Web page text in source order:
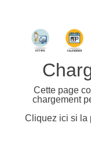
Cette page
chargement
Cliquez ici si la